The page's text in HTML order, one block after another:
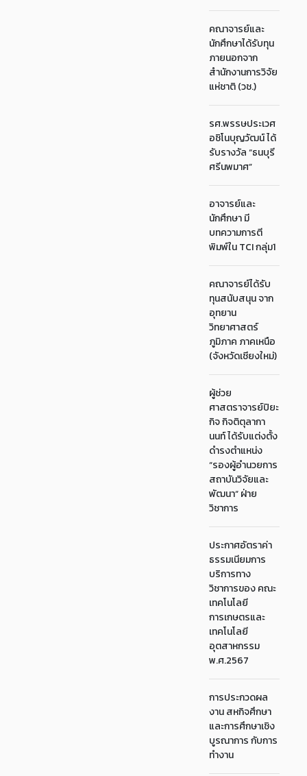
คณาจารย์และ
นักศึกษาได้รับทุน
ภายนอกจาก
สำนักงานการวิจัย
แห่ชาติ (วช.)
รศ.พรรษประเวศ
อชิโนบุญวัฒน์ ได้
รับรางวัล “ธนบุรี
ศรีนพมาศ”
อาจารย์และ
นักศึกษา มี
บทความการตี
พิมพ์ใน TCI กลุ่ม1
คณาจารย์ได้รับ
ทุนสนับสนุน จาก
อุทยาน
วิทยาศาสตร์
ภูมิภาค ภาคเหนือ
(จังหวัดเชียงใหม่)
ผู้ช่วย
ศาสตราจารย์ปิยะ
กิจ กิจติตุลากา
นนท์ ได้รับแต่งตั้ง
ดำรงตำแหน่ง
“รองผู้อำนวยการ
สถาบันวิจัยและ
พัฒนา“ ฝ่าย
วิชาการ
ประกาศอัตราค่า
ธรรมเนียมการ
บริการทาง
วิชาการของ คณะ
เทคโนโลยี
การเกษตรและ
เทคโนโลยี
อุตสาหกรรม
พ.ศ.2567
การประกวดผล
งาน สหกิจศึกษา
และการศึกษาเชิง
บูรณาการ กับการ
ทำงาน